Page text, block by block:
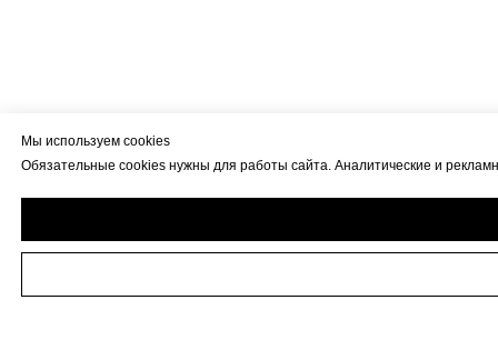
Мы используем cookies
Обязательные cookies нужны для работы сайта. Аналитические и